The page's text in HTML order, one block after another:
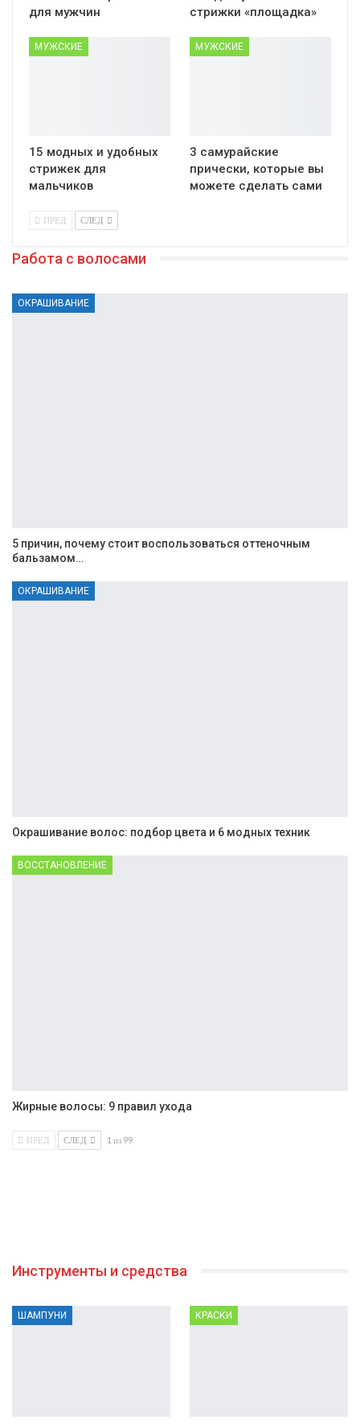
для мужчин
стрижки «площадка»
МУЖСКИЕ
15 модных и удобных
стрижек для
мальчиков
МУЖСКИЕ
3 самурайские
прически, которые вы
можете сделать сами
ПРЕД СЛЕД
Работа с волосами
ОКРАШИВАНИЕ
5 причин, почему стоит воспользоваться оттеночным
бальзамом…
ОКРАШИВАНИЕ
Окрашивание волос: подбор цвета и 6 модных техник
ВОССТАНОВЛЕНИЕ
Жирные волосы: 9 правил ухода
ПРЕД СЛЕД 1 из 99
Инструменты и средства
ШАМПУНИ КРАСКИ